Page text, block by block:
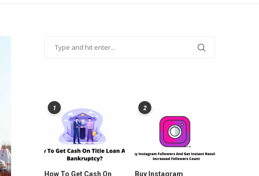
1
How To Get Cash On
2
Buy Instagram